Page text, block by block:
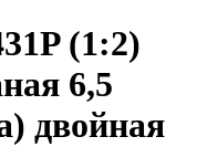
(1:2)
6,5
двойная